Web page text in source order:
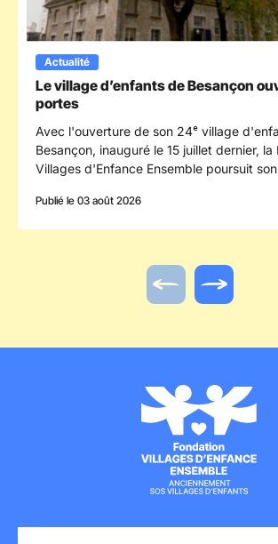
Actualité
Le village d’enfants de Besançon
portes
Avec l'ouverture de son 24ᵉ village
Besançon, inauguré le 15 juillet dernier, la
Villages d'Enfance Ensemble poursuit
l'enfance en s'implantant dans le
Publié le 03 août 2026
ActualitéActualité